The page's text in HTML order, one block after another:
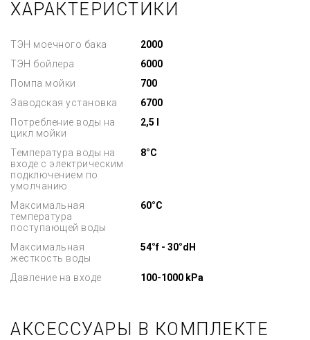
ХАРАКТЕРИСТИКИ
ТЭН моечного бака
2000
ТЭН бойлера
6000
Помпа мойки
700
Заводская установка
6700
Потребление воды на
цикл мойки
2,5 l
Температура воды на
входе с электрическим
подключением по
умолчанию
8°C
Максимальная
температура
поступающей воды
60°C
Максимальная
жесткость воды
54°f - 30°dH
Давление на входе 100-1000 kPa
АКСЕССУАРЫ В КОМПЛЕКТЕ